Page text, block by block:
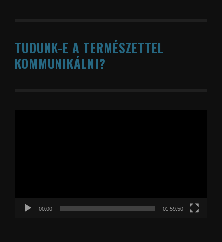
TUDUNK-E A TERMÉSZETTEL
KOMMUNIKÁLNI?
00:00 01:59:50